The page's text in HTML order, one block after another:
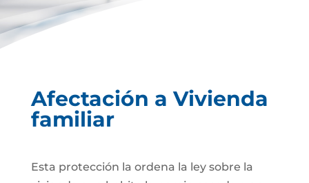
Afectación a Vivienda
familiar
Esta protección la ordena la ley sobre la